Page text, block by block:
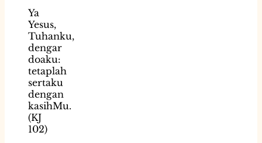
Ya
Yesus,
Tuhanku,
dengar
doaku:
tetaplah
sertaku
dengan
kasihMu.
(KJ
102)